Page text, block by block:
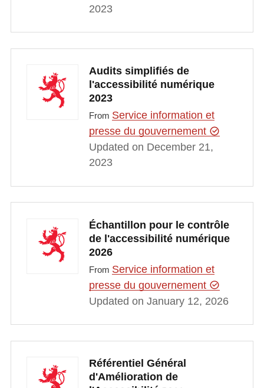
2023
Audits simplifiés de
l'accessibilité numérique
2023
From Service information et
presse du gouvernement
Updated on December 21,
2023
Échantillon pour le contrôle
de l'accessibilité numérique
2026
From Service information et
presse du gouvernement
Updated on January 12, 2026
Référentiel Général
d'Amélioration de